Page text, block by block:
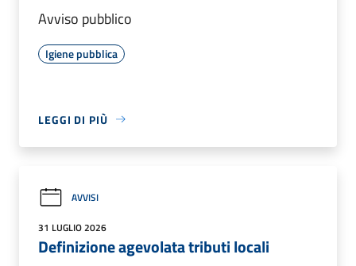
Avviso pubblico
Igiene pubblica
LEGGI DI PIÙ
AVVISI
31 LUGLIO 2026
Definizione agevolata tributi locali